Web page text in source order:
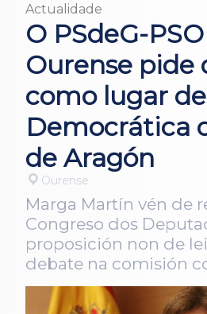
Actualidade
O PSdeG-
Ourense pide
como lugar
Democrática
de Aragón
Ourense
Marga Martín vén de
Congreso dos
proposición non de
debate na comisión